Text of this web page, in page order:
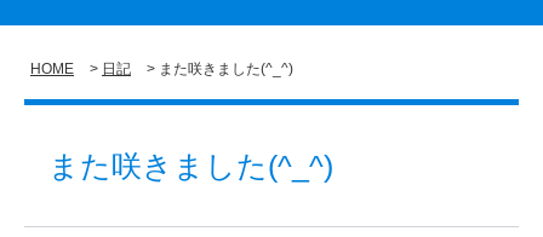
HOME 日記 また咲きました(^_^)
また咲きました(^_^)